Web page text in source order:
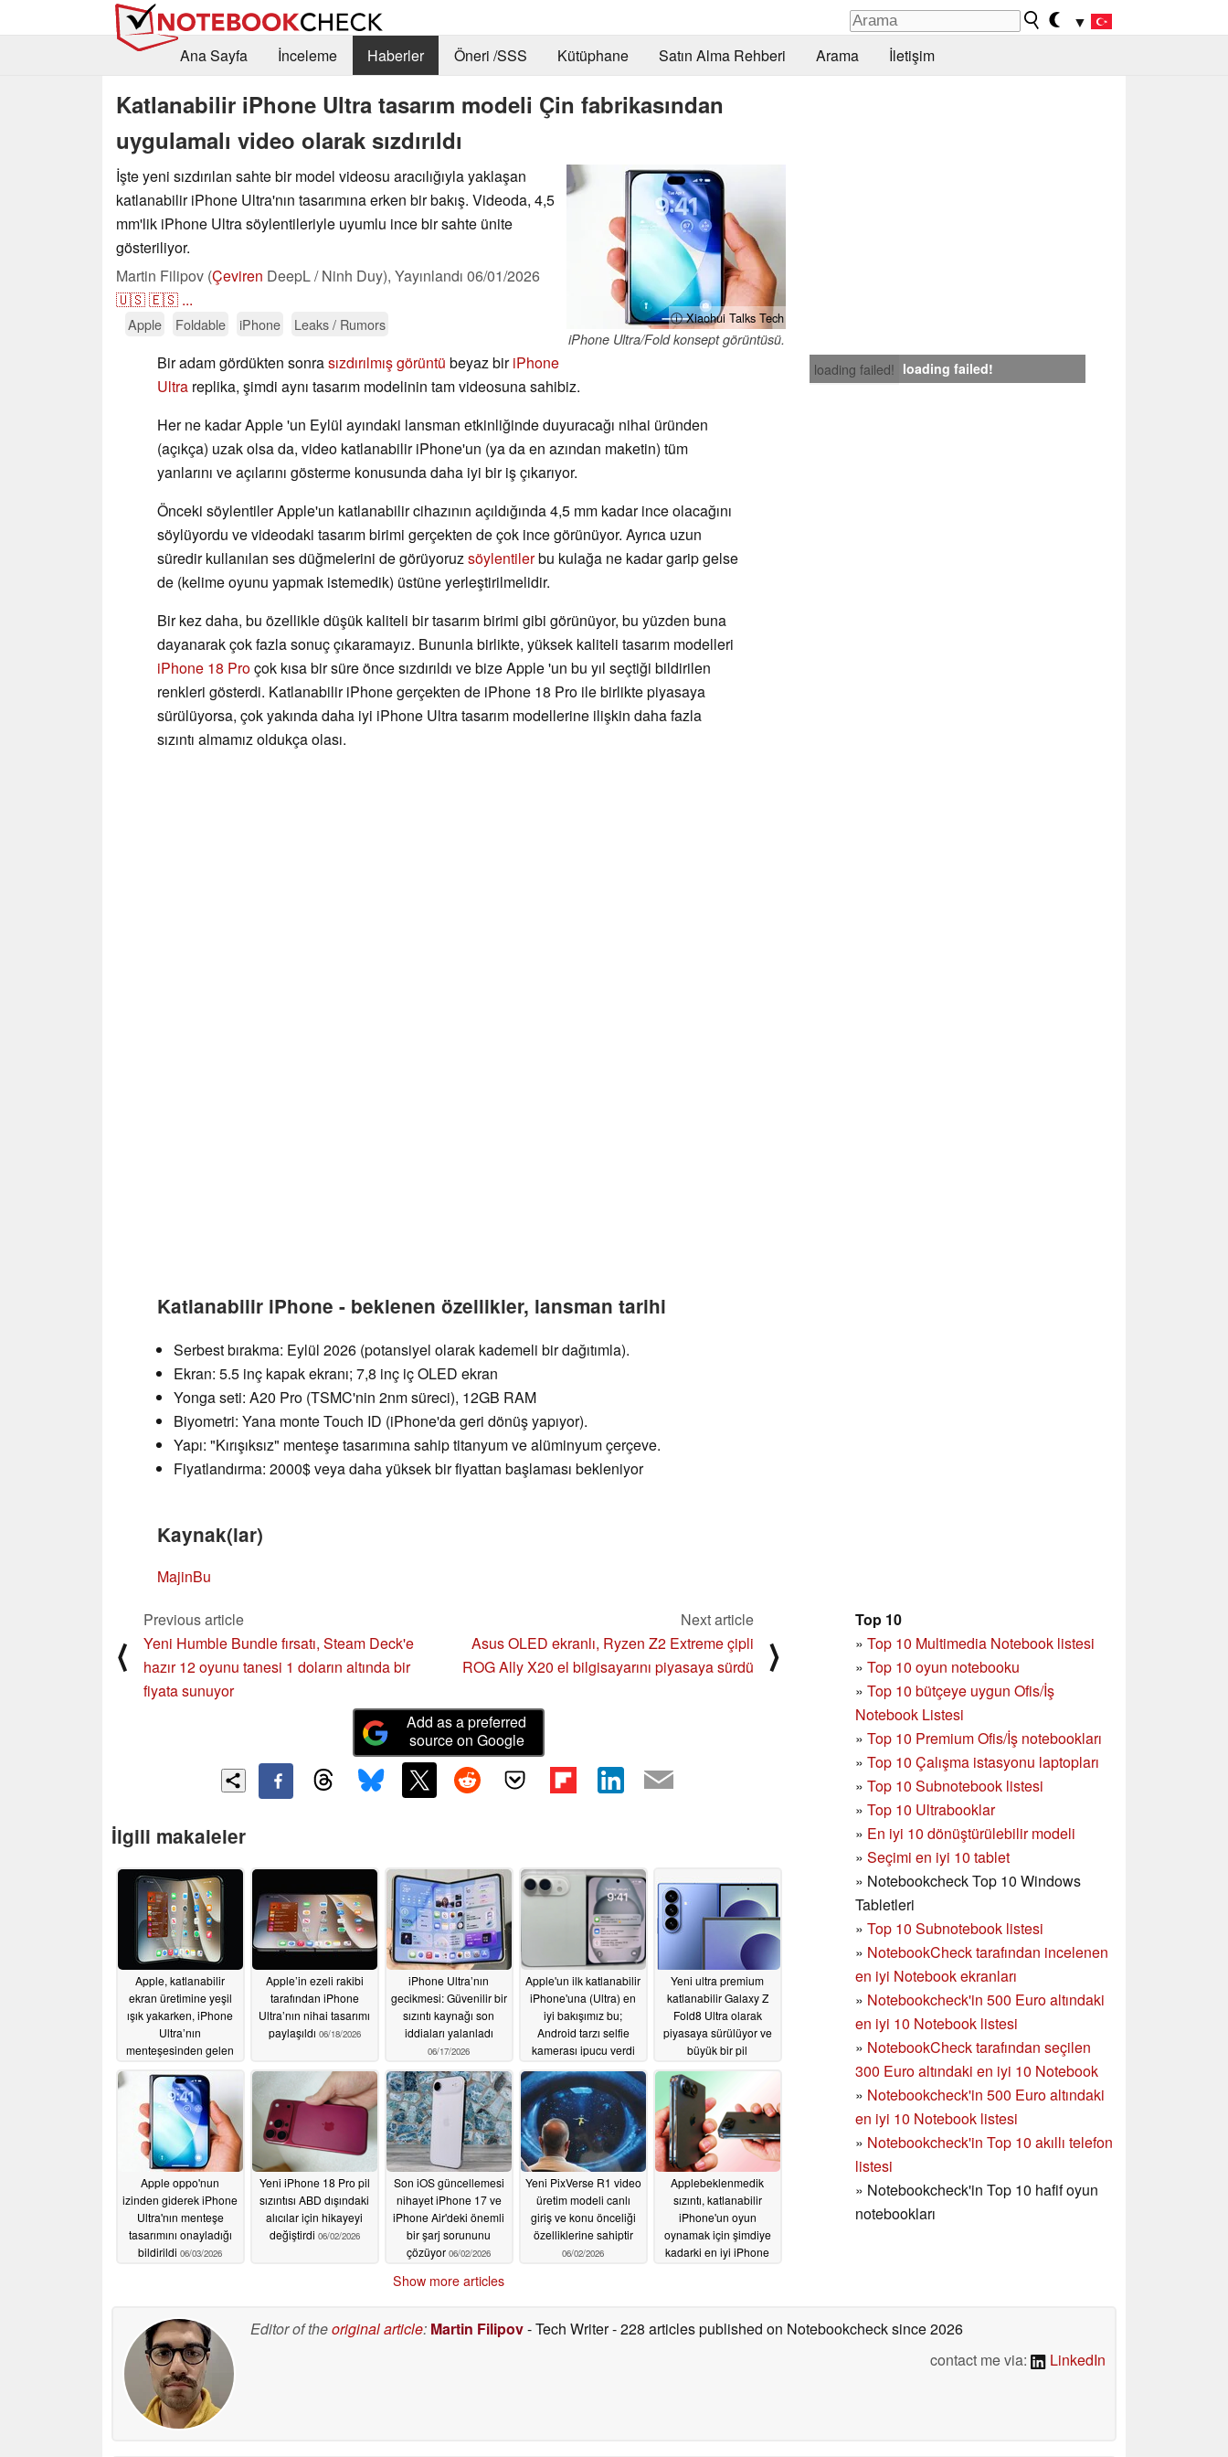
▼
Ana Sayfa
İnceleme Haberler Öneri /SSS Kütüphane Satın Alma Rehberi Arama İletişim
Katlanabilir iPhone Ultra tasarım modeli Çin fabrikasından
uygulamalı video olarak sızdırıldı
ⓘ Xiaohui Talks Tech
iPhone Ultra/Fold konsept görüntüsü.
İşte yeni sızdırılan sahte bir model videosu aracılığıyla yaklaşan
katlanabilir iPhone Ultra'nın tasarımına erken bir bakış. Videoda, 4,5
mm'lik iPhone Ultra söylentileriyle uyumlu ince bir sahte ünite
gösteriliyor.
Martin Filipov (Çeviren DeepL / Ninh Duy), Yayınlandı 06/01/2026
🇺🇸🇪🇸 ...
Apple Foldable iPhone Leaks / Rumors
loading failed! loading failed!
Bir adam gördükten sonrasızdırılmış görüntü beyaz biriPhone
Ultra replika, şimdi aynı tasarım modelinin tam videosuna sahibiz.
Her ne kadar Apple 'un Eylül ayındaki lansman etkinliğinde duyuracağı nihai üründen
(açıkça) uzak olsa da, video katlanabilir iPhone'un (ya da en azından maketin) tüm
yanlarını ve açılarını gösterme konusunda daha iyi bir iş çıkarıyor.
Önceki söylentiler Apple'un katlanabilir cihazının açıldığında 4,5 mm kadar ince olacağını
söylüyordu ve videodaki tasarım birimi gerçekten de çok ince görünüyor. Ayrıca uzun
süredir kullanılan ses düğmelerini de görüyoruzsöylentilerbu kulağa ne kadar garip gelse
de (kelime oyunu yapmak istemedik) üstüne yerleştirilmelidir.
Bir kez daha, bu özellikle düşük kaliteli bir tasarım birimi gibi görünüyor, bu yüzden buna
dayanarak çok fazla sonuç çıkaramayız. Bununla birlikte, yüksek kaliteli tasarım modelleri
iPhone 18 Proçok kısa bir süre önce sızdırıldı ve bize Apple 'un bu yıl seçtiği bildirilen
renkleri gösterdi. Katlanabilir iPhone gerçekten de iPhone 18 Pro ile birlikte piyasaya
sürülüyorsa, çok yakında daha iyi iPhone Ultra tasarım modellerine ilişkin daha fazla
sızıntı almamız oldukça olası.
Katlanabilir iPhone - beklenen özellikler, lansman tarihi
Serbest bırakma: Eylül 2026 (potansiyel olarak kademeli bir dağıtımla).
Ekran: 5.5 inç kapak ekranı; 7,8 inç iç OLED ekran
Yonga seti: A20 Pro (TSMC'nin 2nm süreci), 12GB RAM
Biyometri: Yana monte Touch ID (iPhone'da geri dönüş yapıyor).
Yapı: "Kırışıksız" menteşe tasarımına sahip titanyum ve alüminyum çerçeve.
Fiyatlandırma: 2000$ veya daha yüksek bir fiyattan başlaması bekleniyor
Kaynak(lar)
MajinBu
Top 10
» Top 10 Multimedia Notebook listesi
» Top 10 oyun notebooku
» Top 10 bütçeye uygun Ofis/İş
Notebook Listesi
» Top 10 Premium Ofis/İş notebookları
» Top 10 Çalışma istasyonu laptopları
» Top 10 Subnotebook listesi
» Top 10 Ultrabooklar
» En iyi 10 dönüştürülebilir modeli
» Seçimi en iyi 10 tablet
» Notebookcheck Top 10 Windows
Tabletleri
» Top 10 Subnotebook listesi
» NotebookCheck tarafından incelenen
en iyi Notebook ekranları
» Notebookcheck'in 500 Euro altındaki
en iyi 10 Notebook listesi
» NotebookCheck tarafından seçilen
300 Euro altındaki en iyi 10 Notebook
» Notebookcheck'in 500 Euro altındaki
en iyi 10 Notebook listesi
» Notebookcheck'in Top 10 akıllı telefon
listesi
» Notebookcheck'in Top 10 hafif oyun
notebookları
⟨
Previous article
Yeni Humble Bundle fırsatı, Steam Deck'e
hazır 12 oyunu tanesi 1 doların altında bir
fiyata sunuyor
Next article
Asus OLED ekranlı, Ryzen Z2 Extreme çipli
ROG Ally X20 el bilgisayarını piyasaya sürdü
⟩
Add as a preferred
source on Google
İlgili makaleler
Apple, katlanabilir
ekran üretimine yeşil
ışık yakarken, iPhone
Ultra’nın
menteşesinden gelen
ediyor06/23/2026
Apple’in ezeli rakibi
tarafından iPhone
Ultra’nın nihai tasarımı
paylaşıldı 06/18/2026
iPhone Ultra’nın
gecikmesi: Güvenilir bir
sızıntı kaynağı son
iddiaları yalanladı
06/17/2026
Apple'un ilk katlanabilir
iPhone'una (Ultra) en
iyi bakışımız bu;
Android tarzı selfie
kamerası ipucu verdi
06/07/2026
Yeni ultra premium
katlanabilir Galaxy Z
Fold8 Ultra olarak
piyasaya sürülüyor ve
büyük bir pil
söylentiler arasında
06/03/2026
Apple oppo'nun
izinden giderek iPhone
Ultra'nın menteşe
tasarımını onayladığı
bildirildi 06/03/2026
Yeni iPhone 18 Pro pil
sızıntısı ABD dışındaki
alıcılar için hikayeyi
değiştirdi 06/02/2026
Son iOS güncellemesi
nihayet iPhone 17 ve
iPhone Air'deki önemli
bir şarj sorununu
çözüyor 06/02/2026
Yeni PixVerse R1 video
üretim modeli canlı
giriş ve konu önceliği
özelliklerine sahiptir
06/02/2026
Applebeklenmedik
sızıntı, katlanabilir
iPhone'un oyun
oynamak için şimdiye
kadarki en iyi iPhone
Show more articles
Editor of theoriginal article: Martin Filipov- Tech Writer- 228 articles published on Notebookchecksince 2026
contact me via:
LinkedIn